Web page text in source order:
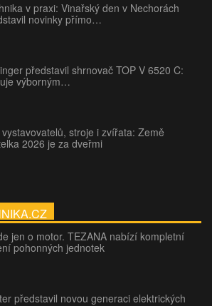
v praxi: Vinařský den v Nechorách
novinky přímo…
představil shrnovač TOP V 6520 C:
výborným…
stroje i zvířata: Země
2026 je za dveřmi
jen o motor. TEZANA nabízí kompletní
pohonných jednotek
představil novou generaci elektrických